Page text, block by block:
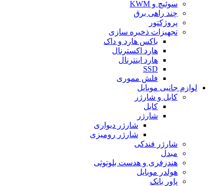
سوئیچ و KWM
چند راهی برق
پروژکتور
تجهیزات ذخیره سازی
باکس هارد و داک
هارد اکسترنال
هارد اینترنال
SSD
فلش مموری
لوازم جانبی موبایل
کابل و شارژر
کابل
شارژر
شارژر دیواری
شارژر رومیزی
شارژر فندکی
مبدل
هندزفری و هدست بلوتوثی
هولدر موبایل
پاور بانک